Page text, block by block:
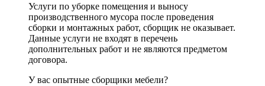
Услуги по уборке помещения и выносу
производственного мусора после проведения
сборки и монтажных работ, сборщик не оказывает.
Данные услуги не входят в перечень
дополнительных работ и не являются предметом
договора.
У вас опытные сборщики мебели?